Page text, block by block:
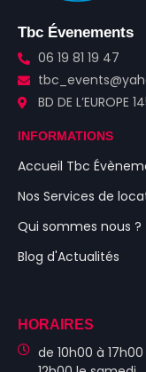
Tbc Évenements
06 19 81 19 47
BD DE L’EUROPE
INFORMATIONS
Accueil Tbc
Nos Services de
Qui sommes nous ?
Blog d'Actualités
HORAIRES
de 10h00 à